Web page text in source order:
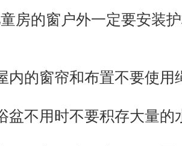
的窗户外一定要安装护
的窗帘和布置不要使用
不用时不要积存大量的